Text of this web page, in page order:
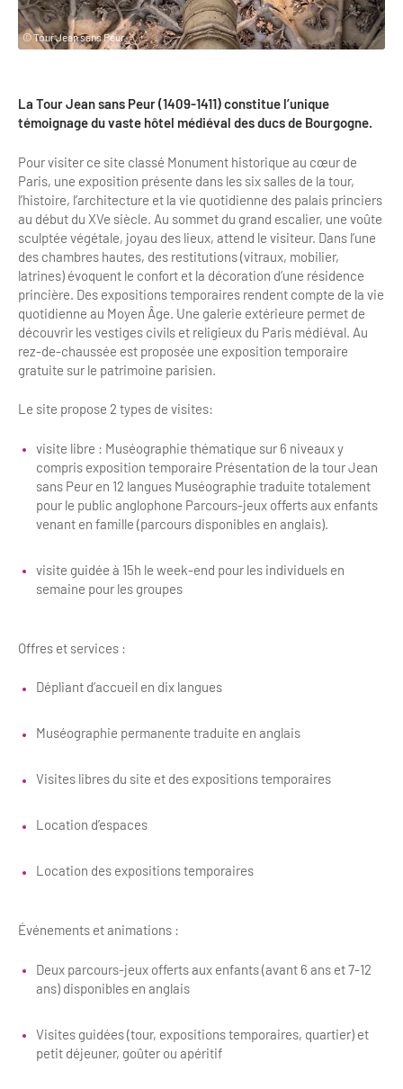
Clientèles lointaines
Clientèles spécifiques
Etudes thématiques
Dispositifs d'enquêtes
Chiffres Annuels
Chiffres clés de la destination
Repères annuel
La liste des OT d'Île-de-France
APIDAE
Formations
Mode d'emploi formations
Formations inter-filières
Formations OT
Ateliers
Matinales
Webinaires
Bilan des actions de professionnalisation
Améliorer l’expérience de vos visiteurs
Besoins et attentes des visiteurs
Partage d'expériences professionnelles
Accessibilité
Tourisme & Handicap
Se former et s'informer à l'Accessibilité
Annuaire accessibilité
Le Label Villes et Villages Fleuris
L'organisation des visites
Restaurants impressionnistes
Offre de la destination
Activités
Musée - Monuments - Châteaux
Croisiéristes/Bateaux
Parcs d’attractions et animaliers
Cabarets et casino
Expériences et visites
City Tours
Incentive et team building
Logistique
Agences Réceptives et évènementielles
Services, Wifi, cartes
Destination Groupes
Magazine Paris Region
© Tour Jean sans Peur
La Tour Jean sans Peur (1409-1411) constitue l’unique
témoignage du vaste hôtel médiéval des ducs de Bourgogne.
Pour visiter ce site classé Monument historique au cœur de
Paris, une exposition présente dans les six salles de la tour,
l’histoire, l’architecture et la vie quotidienne des palais princiers
au début du XVe siècle. Au sommet du grand escalier, une voûte
sculptée végétale, joyau des lieux, attend le visiteur. Dans l’une
des chambres hautes, des restitutions (vitraux, mobilier,
latrines) évoquent le confort et la décoration d’une résidence
princière. Des expositions temporaires rendent compte de la vie
quotidienne au Moyen Âge. Une galerie extérieure permet de
découvrir les vestiges civils et religieux du Paris médiéval. Au
rez-de-chaussée est proposée une exposition temporaire
gratuite sur le patrimoine parisien.
Le site propose 2 types de visites:
visite libre : Muséographie thématique sur 6 niveaux y
compris exposition temporaire Présentation de la tour Jean
sans Peur en 12 langues Muséographie traduite totalement
pour le public anglophone Parcours-jeux offerts aux enfants
venant en famille (parcours disponibles en anglais).
visite guidée à 15h le week-end pour les individuels en
semaine pour les groupes
Offres et services :
Dépliant d’accueil en dix langues
Muséographie permanente traduite en anglais
Visites libres du site et des expositions temporaires
Location d’espaces
Location des expositions temporaires
Événements et animations :
Deux parcours-jeux offerts aux enfants (avant 6 ans et 7-12
ans) disponibles en anglais
Visites guidées (tour, expositions temporaires, quartier) et
petit déjeuner, goûter ou apéritif